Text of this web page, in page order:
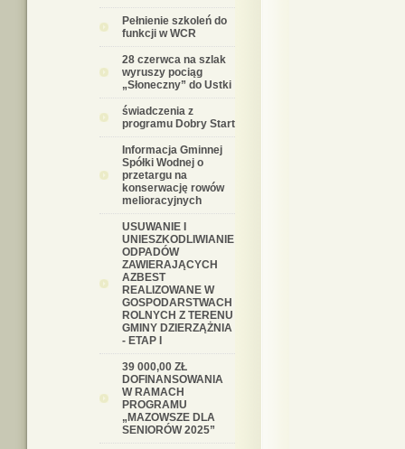
Pełnienie szkoleń do
funkcji w WCR
28 czerwca na szlak
wyruszy pociąg
„Słoneczny” do Ustki
świadczenia z
programu Dobry Start
Informacja Gminnej
Spółki Wodnej o
przetargu na
konserwację rowów
melioracyjnych
USUWANIE I
UNIESZKODLIWIANIE
ODPADÓW
ZAWIERAJĄCYCH
AZBEST
REALIZOWANE W
GOSPODARSTWACH
ROLNYCH Z TERENU
GMINY DZIERZĄŻNIA
- ETAP I
39 000,00 ZŁ
DOFINANSOWANIA
W RAMACH
PROGRAMU
„MAZOWSZE DLA
SENIORÓW 2025”